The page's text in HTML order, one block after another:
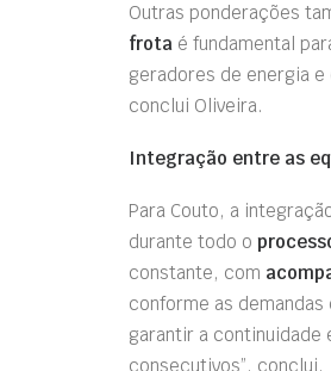
Outras ponderações
frota é fundamental
geradores de energia
conclui Oliveira.
Integração entre as
Para Couto, a
durante todo o
constante, com
conforme as
garantir a continuidade
consecutivos”, conclui.